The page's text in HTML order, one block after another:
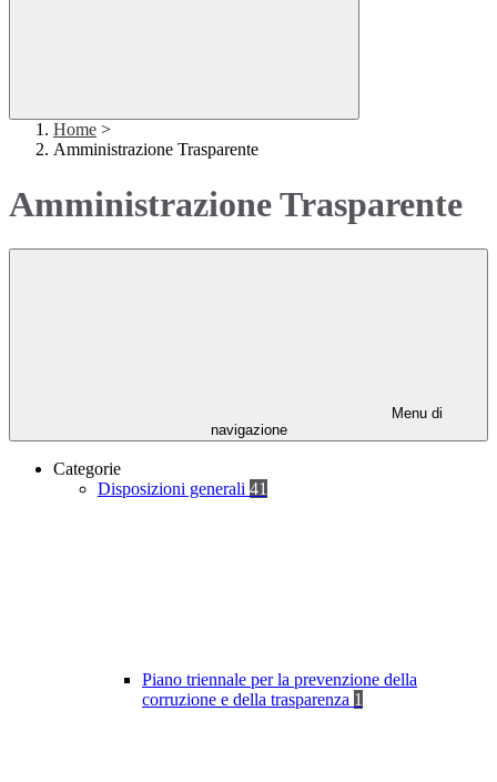
Home >
Amministrazione Trasparente
Amministrazione Trasparente
Menu di
navigazione
Categorie
Disposizioni generali 41
Piano triennale per la prevenzione della
corruzione e della trasparenza 1